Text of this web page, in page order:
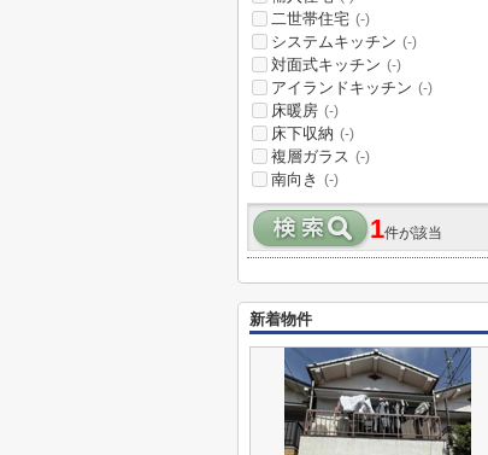
二世帯住宅 (-)
システムキッチン (-)
対面式キッチン (-)
アイランドキッチン (-)
床暖房 (-)
床下収納 (-)
複層ガラス (-)
南向き (-)
1件が該当
新着物件